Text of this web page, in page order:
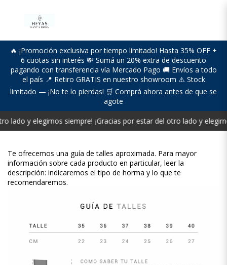
🔥 ¡Promoción exclusiva por tiempo limitado! Hasta 35% OFF +
6 cuotas sin interés 💸 Sumá un 20% extra de descuento
pagando con transferencia vía Mercado Pago 🚚 Envíos a todo
el país 📍 Retiro GRATIS en nuestro showroom ⚠️ Stock
limitado — ¡No te lo pierdas! 🛒 Comprá ahora antes de que se
agote
lado y elegirnos siempre! ¡Gracias por estar del otro lado y
Te ofrecemos una guía de talles aproximada. Para mayor
información sobre cada producto en particular, leer la
descripción: indicaremos el tipo de horma y lo que te
recomendaremos.